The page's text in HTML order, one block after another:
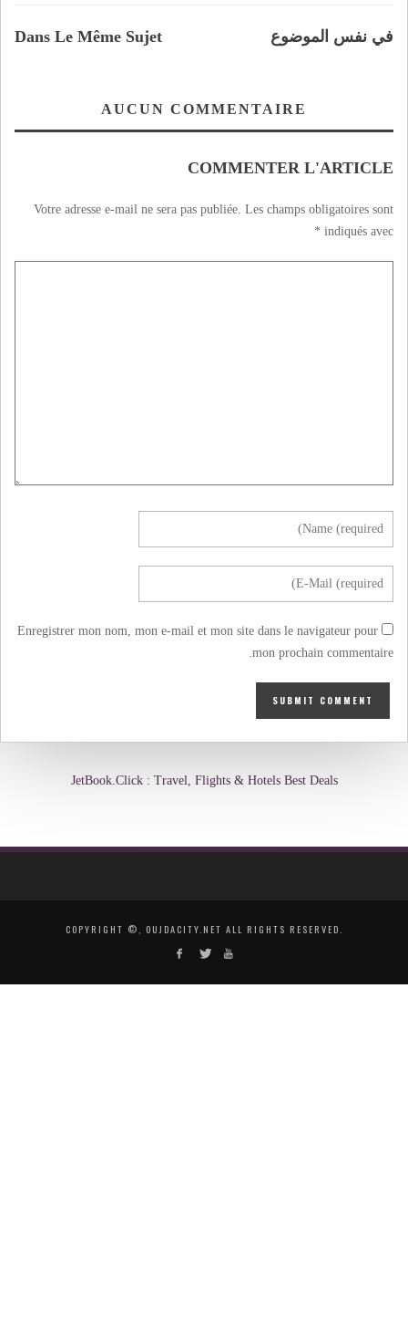
Dans Le Même Sujet في نفس الموضوع
AUCUN COMMENTAIRE
COMMENTER L'ARTICLE
Votre adresse e-mail ne sera pas publiée. Les champs obligatoires sont
indiqués avec
*
Enregistrer mon nom, mon e-mail et mon site dans le navigateur pour
mon prochain commentaire.
JetBook.Click : Travel, Flights & Hotels Best Deals
COPYRIGHT ©, OUJDACITY.NET ALL RIGHTS RESERVED.